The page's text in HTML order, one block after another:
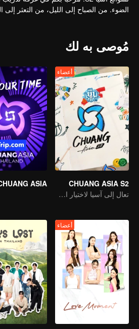
الضوء. من الصباح إلى الليل، من التعثر
مُوصى به لك
أعضاء
CHUANG ASIA S2
تعال إلى آسيا لاختيار الآيدل الخاص بك
ASIA
أعضاء